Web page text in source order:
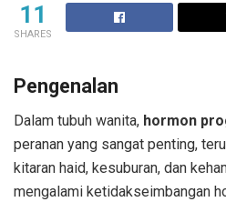
11
SHARES
Pengenalan
Dalam tubuh wanita, hormon
peranan yang sangat penting,
kitaran haid, kesuburan, dan
mengalami ketidakseimbangan